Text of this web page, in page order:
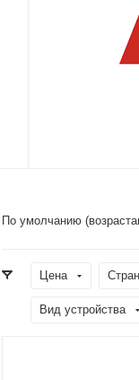
По умолчанию
Цена
Вид устройства